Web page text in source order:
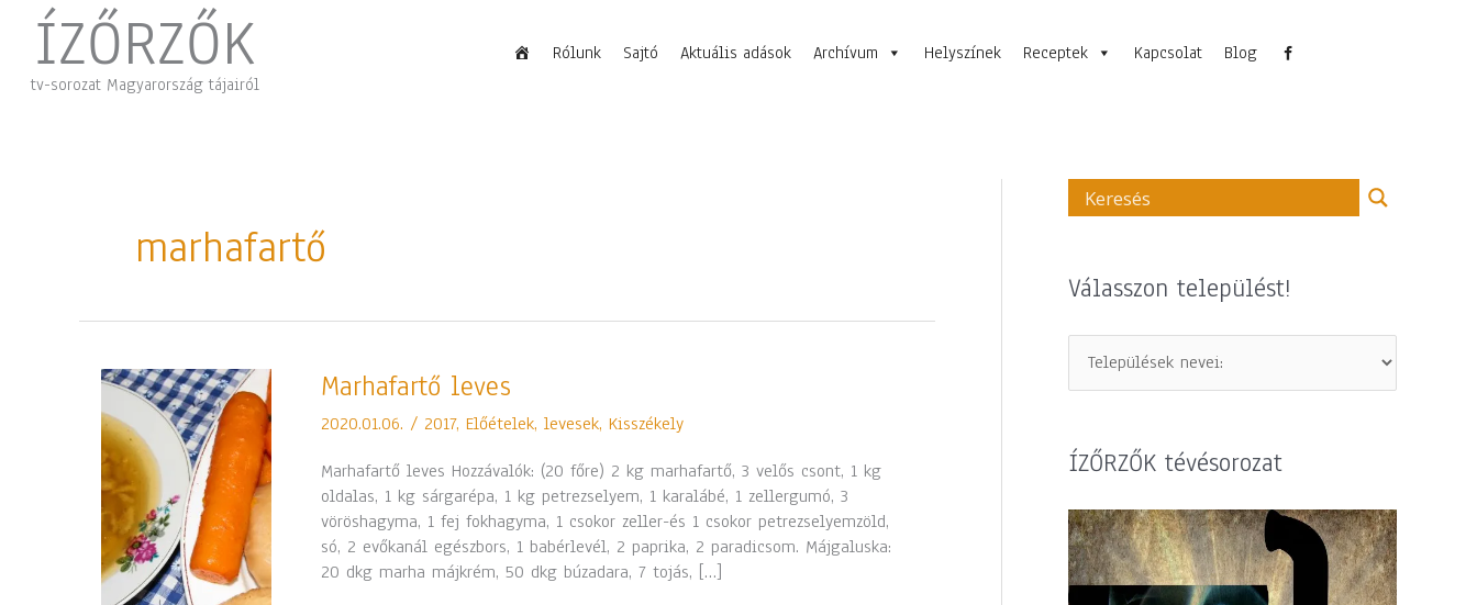
contentÍZŐRZŐK
tv-sorozat Magyarország tájairól
Rólunk Sajtó Aktuális adások Archívum Helyszínek Receptek Kapcsolat Blog
marhafartő
Marhafartő leves
2020.01.06. / 2017,Előételek, levesek,Kisszékely
Marhafartő leves Hozzávalók: (20 főre) 2 kg marhafartő, 3 velős csont, 1 kg
oldalas, 1 kg sárgarépa, 1 kg petrezselyem, 1 karalábé, 1 zellergumó, 3
vöröshagyma, 1 fej fokhagyma, 1 csokor zeller-és 1 csokor petrezselyemzöld,
só, 2 evőkanál egészbors, 1 babérlevél, 2 paprika, 2 paradicsom. Májgaluska:
20 dkg marha májkrém, 50 dkg búzadara, 7 tojás, […]
Marhafartő
Válasszon települést!
ÍZŐRZŐK tévésorozat